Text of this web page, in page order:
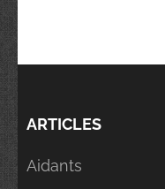
ARTICLES
Aidants